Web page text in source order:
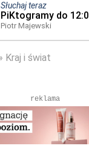
Słuchaj teraz
PiKtogramy do
Piotr Majewski
Kraj i świat
reklama